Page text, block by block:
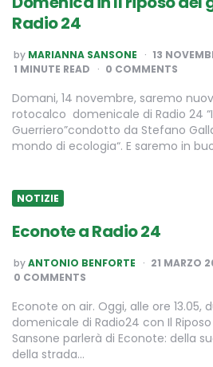
Radio 24
POSTED
BY
by MARIANNA SANSONE
13
1 MINUTE READ 0 COMMENTS
Domani, 14 novembre, saremo
rotocalco domenicale di Radio 24
Guerriero”condotto da Stefano
mondo di ecologia“. E saremo in
NOTIZIE
Econote a Radio 24
POSTED
BY
byANTONIO BENFORTE 21 MARZO
0 COMMENTS
Econote on air. Oggi, alle ore
domenicale di Radio24 con Il
Sansone parlerà di Econote: della
della strada…